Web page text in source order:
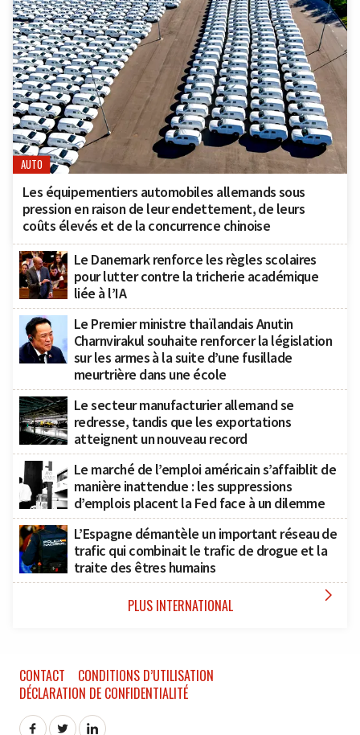
AUTO
Les équipementiers automobiles allemands sous
pression en raison de leur endettement, de leurs
coûts élevés et de la concurrence chinoise
Le Danemark renforce les règles scolaires
pour lutter contre la tricherie académique
liée à l’IA
Le Premier ministre thaïlandais Anutin
Charnvirakul souhaite renforcer la législation
sur les armes à la suite d’une fusillade
meurtrière dans une école
Le secteur manufacturier allemand se
redresse, tandis que les exportations
atteignent un nouveau record
Le marché de l’emploi américain s’affaiblit de
manière inattendue : les suppressions
d’emplois placent la Fed face à un dilemme
L’Espagne démantèle un important réseau de
trafic qui combinait le trafic de drogue et la
traite des êtres humains
PLUS INTERNATIONAL 
CONTACT
CONDITIONS D’UTILISATION
DÉCLARATION DE CONFIDENTIALITÉ